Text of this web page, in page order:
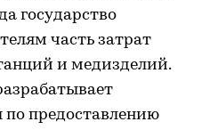
государство
часть затрат
и медизделий.
предоставлению